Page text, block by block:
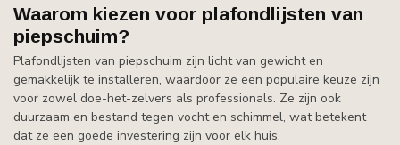
Waarom kiezen voor plafondlijsten van
piepschuim?
Plafondlijsten van piepschuim zijn licht van gewicht en
gemakkelijk te installeren, waardoor ze een populaire keuze zijn
voor zowel doe-het-zelvers als professionals. Ze zijn ook
duurzaam en bestand tegen vocht en schimmel, wat betekent
dat ze een goede investering zijn voor elk huis.